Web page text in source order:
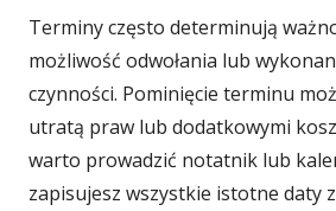
Terminy często determinują
możliwość odwołania lub
czynności. Pominięcie terminu
utratą praw lub dodatkowymi
warto prowadzić notatnik lub
zapisujesz wszystkie istotne daty